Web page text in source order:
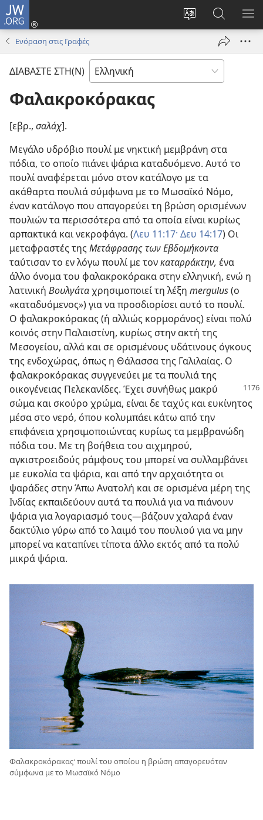
JW.ORG
Αλλαγή
γλώσσας
ιστότοπου
Σύνδεση
(ανοίγει
παράθυρο)
στο
JW.ORG
Ενόραση στις Γραφές
ΔΙΑΒΑΣΤΕ ΣΤΗ(Ν)
Φαλακροκόρακας
[εβρ., σαλάχ].
Μεγάλο υδρόβιο πουλί με νηκτική μεμβράνη στα
πόδια, το οποίο πιάνει ψάρια καταδυόμενο. Αυτό το
πουλί αναφέρεται μόνο στον κατάλογο με τα
ακάθαρτα πουλιά σύμφωνα με το Μωσαϊκό Νόμο,
έναν κατάλογο που απαγορεύει τη βρώση ορισμένων
πουλιών τα περισσότερα από τα οποία είναι κυρίως
αρπακτικά και νεκροφάγα. (Λευ 11:17· Δευ 14:17) Οι
μεταφραστές της Μετάφρασης των Εβδομήκοντα
ταύτισαν το εν λόγω πουλί με τονκαταρράκτην, ένα
άλλο όνομα του φαλακροκόρακα στην ελληνική, ενώ η
λατινική Βουλγάταχρησιμοποιεί τη λέξη mergulus(ο
«καταδυόμενος») για να προσδιορίσει αυτό το πουλί.
Ο φαλακροκόρακας (ή αλλιώς κορμοράνος) είναι πολύ
κοινός στην Παλαιστίνη, κυρίως στην ακτή της
Μεσογείου, αλλά και σε ορισμένους υδάτινους όγκους
της ενδοχώρας, όπως η Θάλασσα της Γαλιλαίας. Ο
φαλακροκόρακας συγγενεύει με τα πουλιά της
οικογένειας Πελεκανίδες. Έχει συνήθως μακρύ
σώμα και σκούρο χρώμα, είναι δε ταχύς και ευκίνητος
μέσα στο νερό, όπου κολυμπάει κάτω από την
επιφάνεια χρησιμοποιώντας κυρίως τα μεμβρανώδη
πόδια του. Με τη βοήθεια του αιχμηρού,
αγκιστροειδούς ράμφους του μπορεί να συλλαμβάνει
με ευκολία τα ψάρια, και από την αρχαιότητα οι
ψαράδες στην Άπω Ανατολή και σε ορισμένα μέρη της
Ινδίας εκπαιδεύουν αυτά τα πουλιά για να πιάνουν
ψάρια για λογαριασμό τους—βάζουν χαλαρά έναν
δακτύλιο γύρω από το λαιμό του πουλιού για να μην
μπορεί να καταπίνει τίποτα άλλο εκτός από τα πολύ
μικρά ψάρια.
Φαλακροκόρακας· πουλί του οποίου η βρώση απαγορευόταν
σύμφωνα με το Μωσαϊκό Νόμο